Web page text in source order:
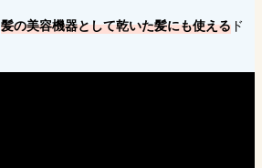
髪の美容機器として乾いた髪にも使える ド